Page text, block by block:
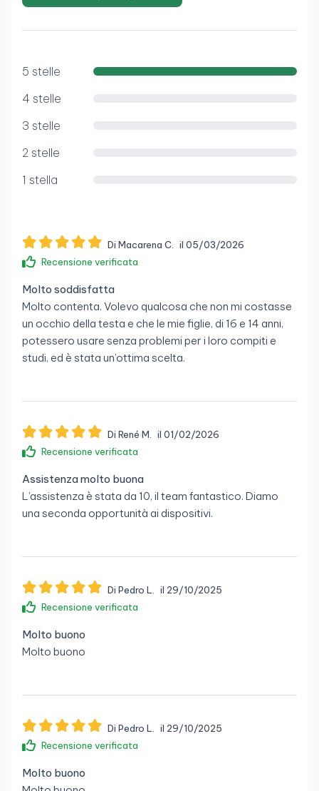
5 stelle
4 stelle
3 stelle
2 stelle
1 stella
Di Macarena C.
il 05/03/2026
Recensione verificata
Molto soddisfatta
Molto contenta. Volevo qualcosa che non mi costasse
un occhio della testa e che le mie figlie, di 16 e 14 anni,
potessero usare senza problemi per i loro compiti e
studi, ed è stata un’ottima scelta.
Di René M.
il 01/02/2026
Recensione verificata
Assistenza molto buona
L’assistenza è stata da 10, il team fantastico. Diamo
una seconda opportunità ai dispositivi.
Di Pedro L.
il 29/10/2025
Recensione verificata
Molto buono
Molto buono
Di Pedro L.
il 29/10/2025
Recensione verificata
Molto buono